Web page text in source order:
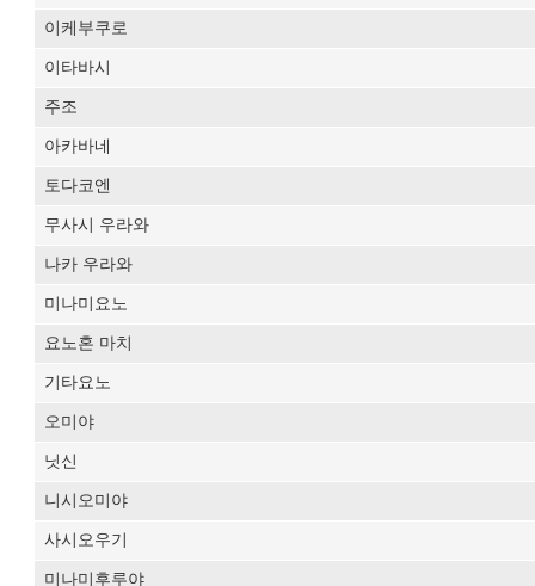
이케부쿠로
이타바시
주조
아카바네
토다코엔
무사시 우라와
나카 우라와
미나미요노
요노혼 마치
기타요노
오미야
닛신
니시오미야
사시오우기
미나미후루야